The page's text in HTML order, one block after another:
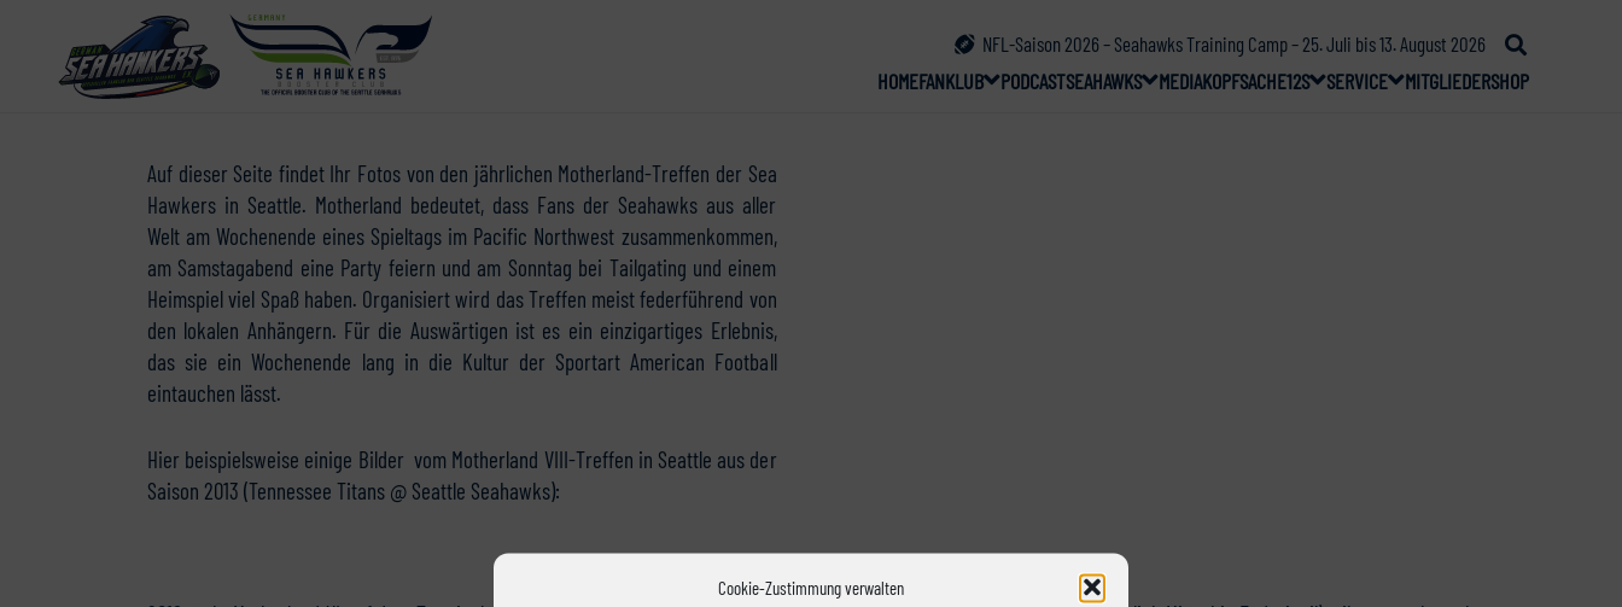
Cookie-Zustimmung verwalten
NFL-Saison 2026 – Seahawks Training Camp – 25. Juli bis 13. August 2026
HOMEFANKLUB PODCASTSEAHAWKS MEDIAKOPFSACHE12S SERVICE MITGLIEDERSHOP
Auf dieser Seite findet Ihr Fotos von den jährlichen Motherland-Treffen der Sea
Hawkers in Seattle. Motherland bedeutet, dass Fans der Seahawks aus aller
Welt am Wochenende eines Spieltags im Pacific Northwest zusammenkommen,
am Samstagabend eine Party feiern und am Sonntag bei Tailgating und einem
Heimspiel viel Spaß haben. Organisiert wird das Treffen meist federführend von
den lokalen Anhängern. Für die Auswärtigen ist es ein einzigartiges Erlebnis,
das sie ein Wochenende lang in die Kultur der Sportart American Football
eintauchen lässt.
Hier beispielsweise einige Bilder vom Motherland VIII-Treffen in Seattle aus der
Saison 2013 (Tennessee Titans @ Seattle Seahawks):